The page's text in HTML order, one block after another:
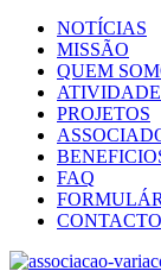
NOTÍCIAS
MISSÃO
QUEM
PROJETOS
FAQ